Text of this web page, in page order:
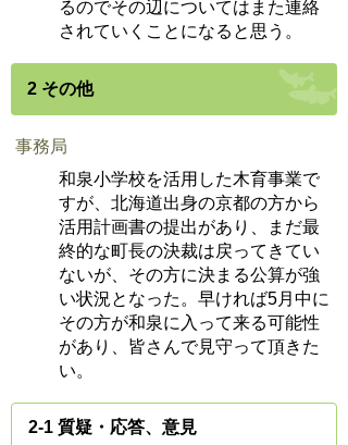
るのでその辺についてはまた連絡
されていくことになると思う。
2 その他
事務局
和泉小学校を活用した木育事業で
すが、北海道出身の京都の方から
活用計画書の提出があり、まだ最
終的な町長の決裁は戻ってきてい
ないが、その方に決まる公算が強
い状況となった。早ければ5月中に
その方が和泉に入って来る可能性
があり、皆さんで見守って頂きた
い。
2-1 質疑・応答、意見